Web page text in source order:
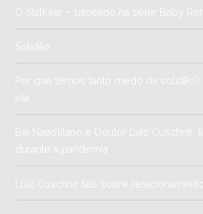
O Stalkear – baseado na série Baby
Solidão
Por que temos tanto medo da
ela
Bia Napolitano e Doutor Luiz Cuschnir:
durante a pandemia
Luiz Cuschnir fala sobre